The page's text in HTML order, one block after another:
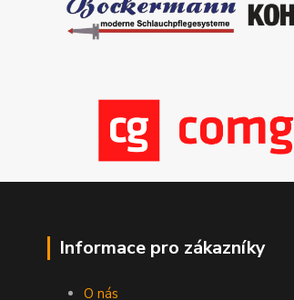
Informace pro zákazníky
O nás